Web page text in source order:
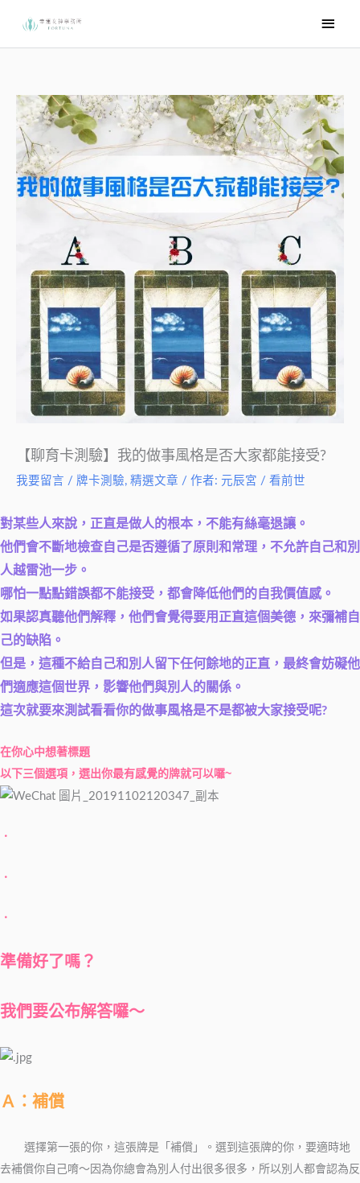
要
單
【聊育卡測驗】我的做事風格是否大家都能接受?
我要留言 / 牌卡測驗, 精選文章 / 作者: 元辰宮 / 看前世
對某些人來說，正直是做人的根本，不能有絲毫退讓。
他們會不斷地檢查自己是否遵循了原則和常理，不允許自己和別
人越雷池一步。
哪怕一點點錯誤都不能接受，都會降低他們的自我價值感。
如果認真聽他們解釋，他們會覺得要用正直這個美德，來彌補自
己的缺陷。
但是，這種不給自己和別人留下任何餘地的正直，最終會妨礙他
們適應這個世界，影響他們與別人的關係。
這次就要來測試看看你的做事風格是不是都被大家接受呢?
在你心中想著標題
以下三個選項，選出你最有感覺的牌就可以囉~
．
．
．
準備好了嗎？
我們要公布解答囉～
Ａ：補償
選擇第一張的你， 這張牌是「補償」。選到這張牌的你，要適時地
去補償你自己唷～因為你總會為別人付出很多很多，所以別人都會認為反